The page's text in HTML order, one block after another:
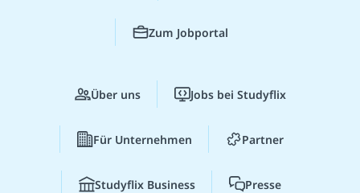
Zum Jobportal
Über uns Jobs bei Studyflix
Für Unternehmen Partner
Studyflix Business Presse